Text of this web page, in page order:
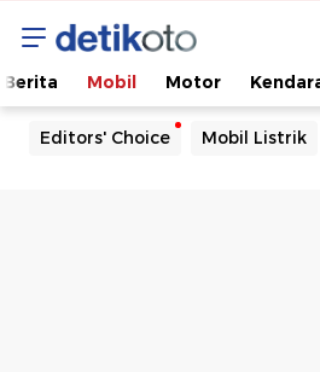
Berita Mobil Motor
Editors' Choice Mobil Listrik